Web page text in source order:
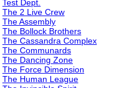
Test Dept.
The 2 Live Crew
The Assembly
The Bollock Brothers
The Cassandra Complex
The Communards
The Dancing Zone
The Force Dimension
The Human League